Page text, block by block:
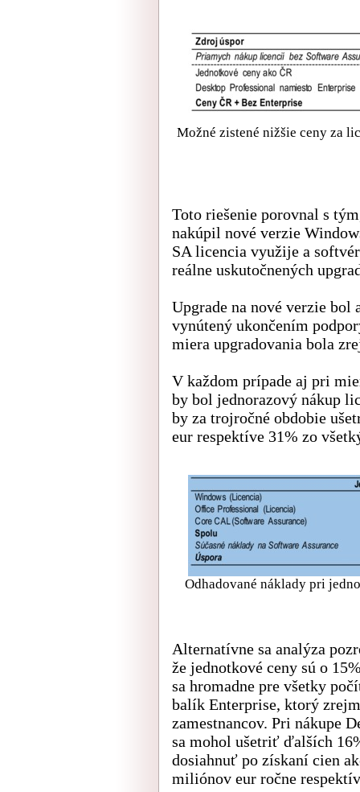
Možné zistené nižšie ceny za
Toto riešenie porovnal s
nakúpil nové verzie
SA licencia využije a
reálne uskutočnených
Upgrade na nové verzie bol
vynútený ukončením
miera upgradovania bola
V každom prípade aj pri
by bol jednorazový nákup
by za trojročné obdobie
eur respektíve 31% zo
Odhadované náklady pri
Alternatívne sa analýza
že jednotkové ceny sú o
sa hromadne pre všetky
balík Enterprise, ktorý
zamestnancov. Pri nákupe
sa mohol ušetriť ďalších
dosiahnuť po získaní cien
miliónov eur ročne